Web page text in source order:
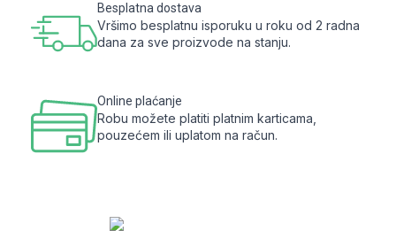
Besplatna dostava
Vršimo besplatnu isporuku u roku od 2 radna
dana za sve proizvode na stanju.
Online plaćanje
Robu možete platiti platnim karticama,
pouzećem ili uplatom na račun.